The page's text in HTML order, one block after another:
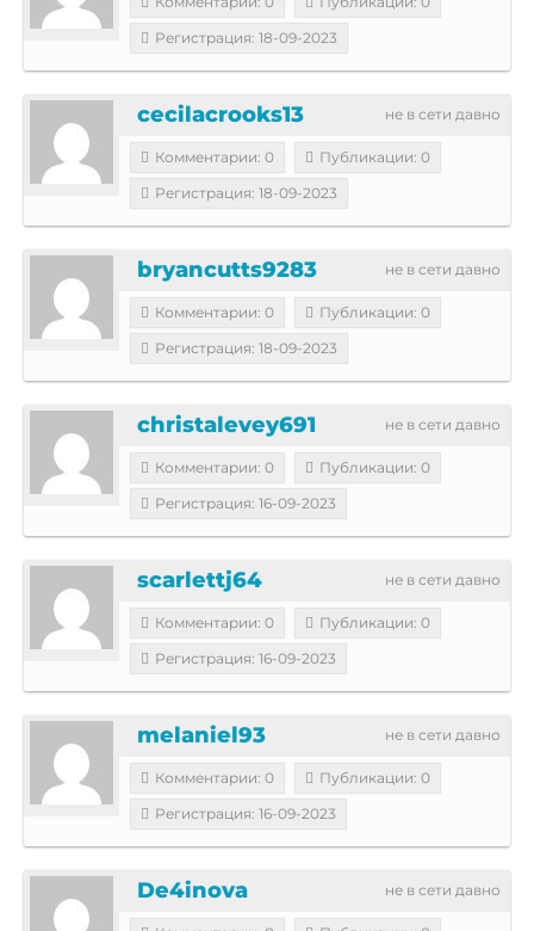
Регистрация: 18-09-2023
не в сети давно
cecilacrooks13
Комментарии: 0
Публикации: 0
Регистрация: 18-09-2023
не в сети давно
bryancutts9283
Комментарии: 0
Публикации: 0
Регистрация: 18-09-2023
не в сети давно
christalevey691
Комментарии: 0
Публикации: 0
Регистрация: 16-09-2023
не в сети давно
scarlettj64
Комментарии: 0
Публикации: 0
Регистрация: 16-09-2023
не в сети давно
melaniel93
Комментарии: 0
Публикации: 0
Регистрация: 16-09-2023
не в сети давно
De4inova